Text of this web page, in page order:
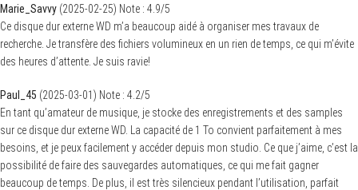
Marie_Savvy (2025-02-25) Note : 4.9/5
Ce disque dur externe WD m’a beaucoup aidé à organiser mes travaux de
recherche. Je transfère des fichiers volumineux en un rien de temps, ce qui m’évite
des heures d’attente. Je suis ravie!
Paul_45 (2025-03-01) Note : 4.2/5
En tant qu’amateur de musique, je stocke des enregistrements et des samples
sur ce disque dur externe WD. La capacité de 1 To convient parfaitement à mes
besoins, et je peux facilement y accéder depuis mon studio. Ce que j’aime, c’est la
possibilité de faire des sauvegardes automatiques, ce qui me fait gagner
beaucoup de temps. De plus, il est très silencieux pendant l’utilisation, parfait
: